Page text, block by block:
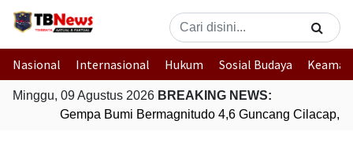
Nasional Internasional Hukum Sosial Budaya
Minggu, 09 Agustus 2026 BREAKING NEWS:
Gempa Bumi Bermagnitudo 4,6 Guncang Cilacap,